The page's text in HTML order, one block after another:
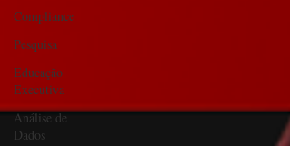
Compliance
Pesquisa
Educação
Executiva
Análise de
Dados